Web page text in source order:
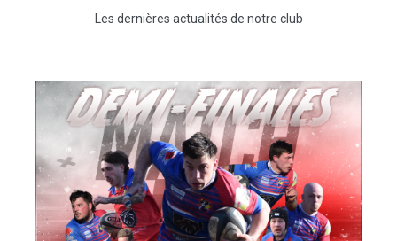
Les dernières actualités de notre club